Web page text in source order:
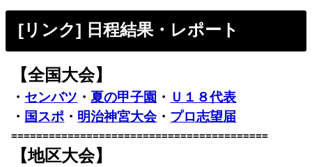
[リンク] 日程結果・レポート
【全国大会】
・ センバツ ・ 夏の甲子園 ・ Ｕ１８代表
・ 国スポ ・ 明治神宮大会・ プロ志望届
=========================================
【地区大会】